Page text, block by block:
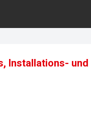
Installations-